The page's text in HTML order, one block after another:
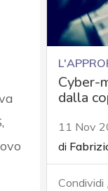
Cyber-
dalla
11 Nov
di
Condividi